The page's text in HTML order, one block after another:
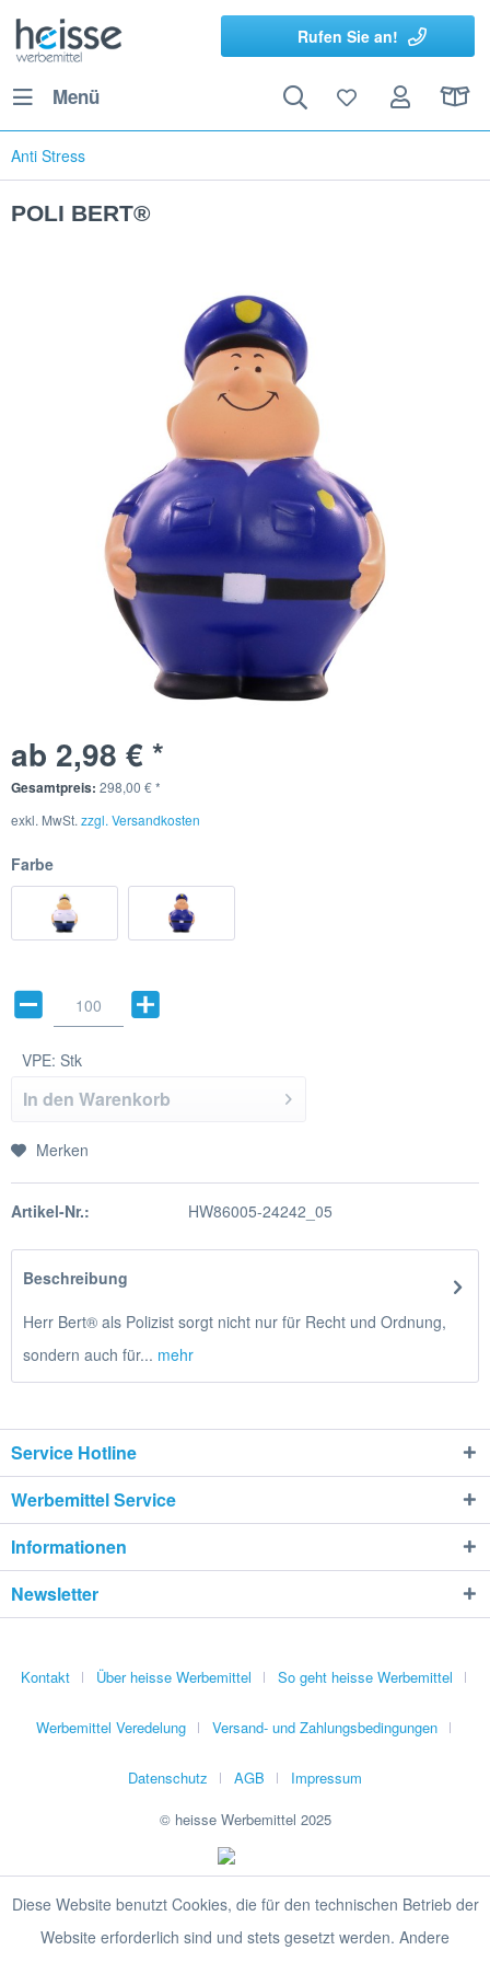
Rufen Sie an!
Menü
Anti Stress
POLI BERT®
ab 2,98 € *
Gesamtpreis: 298,00 €*
exkl. MwSt. zzgl. Versandkosten
Farbe
VPE: Stk
In den Warenkorb
Merken
Artikel-Nr.: HW86005-24242_05
Beschreibung
Herr Bert® als Polizist sorgt nicht nur für Recht und Ordnung,
sondern auch für... mehr
Service Hotline
Werbemittel Service
Informationen
Newsletter
Kontakt Über heisse Werbemittel So geht heisse Werbemittel
Werbemittel Veredelung Versand- und Zahlungsbedingungen
Datenschutz AGB
Impressum
© heisse Werbemittel 2025
Diese Website benutzt Cookies, die für den technischen Betrieb der
Website erforderlich sind und stets gesetzt werden. Andere